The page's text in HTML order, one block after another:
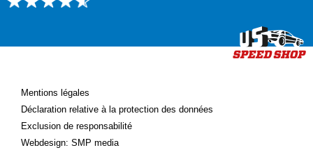
Mentions légales
Déclaration relative à la protection des données
Exclusion de responsabilité
Webdesign: SMP media